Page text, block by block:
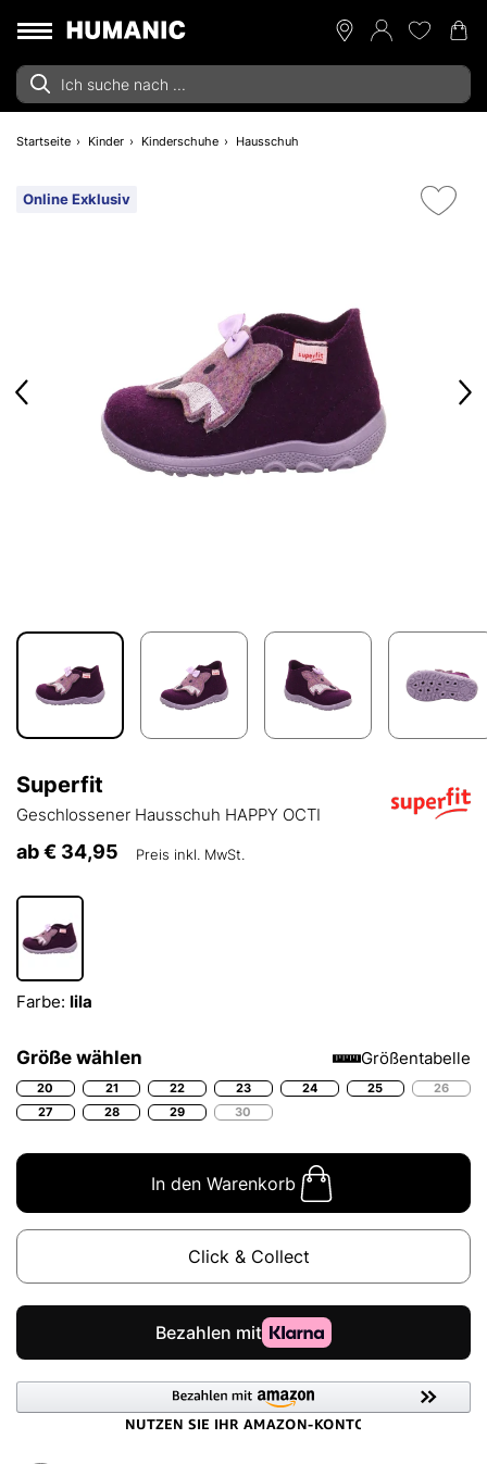
Startseite Kinder Kinderschuhe Hausschuh
Online Exklusiv
Superfit
Geschlossener Hausschuh HAPPY OCTI
ab€ 34,95 Preis inkl. MwSt.
Farbe: lila
Größe wählen Größentabelle
20 21 22 23 24 25
26
27
28 29 30
In den Warenkorb
Click & Collect